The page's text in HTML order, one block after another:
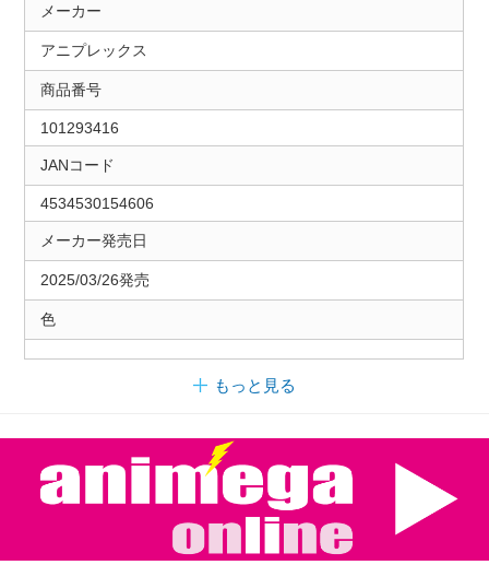
メーカー
アニプレックス
商品番号
101293416
JANコード
4534530154606
メーカー発売日
2025/03/26発売
色
もっと見る